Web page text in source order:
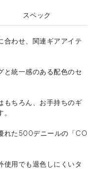
スペック
合わせ、関連ギアアイテ
と統一感のある配色のセ
もちろん、お手持ちのギ
れた500デニールの「CO
使用でも退色しにくいタ